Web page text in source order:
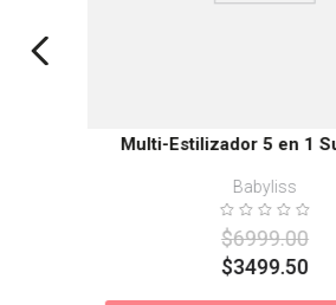
Multi-Estilizador 5 en 1
Babyliss
$6999.00
$3499.50